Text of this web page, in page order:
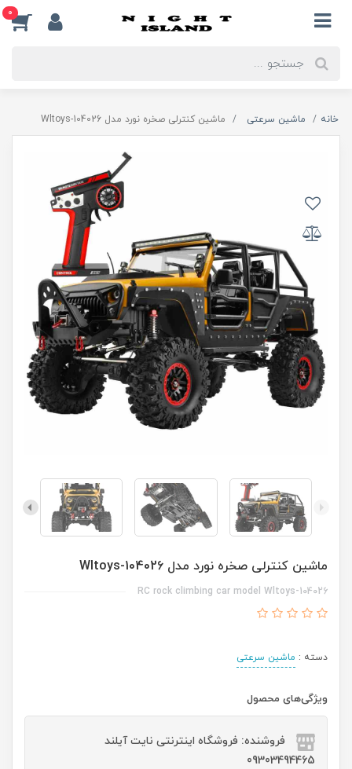
0
خانه ماشین سرعتی ماشین کنترلی صخره نورد مدل Wltoys-104026
ماشین کنترلی صخره نورد مدل Wltoys-104026
RC rock climbing car model Wltoys-104026
دسته : ماشین سرعتی
ویژگی‌های محصول
فروشنده: فروشگاه اینترنتی نایت آیلند
09303494465